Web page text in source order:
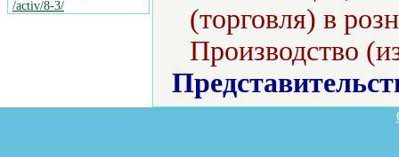
/activ/8-3/
(торговля) в
Производство